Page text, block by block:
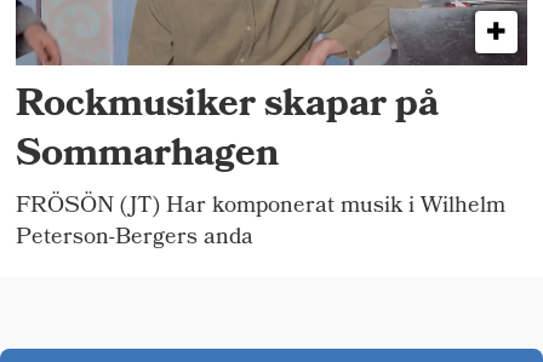
Rockmusiker skapar på
Sommarhagen
FRÖSÖN (JT) Har komponerat musik i Wilhelm
Peterson-Bergers anda